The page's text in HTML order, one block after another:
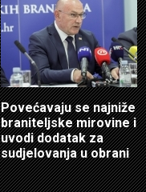
Povećavaju se najniže
braniteljske mirovine i
uvodi dodatak za
sudjelovanja u obrani